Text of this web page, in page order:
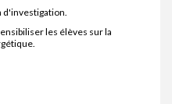
d'investigation.
les élèves sur la